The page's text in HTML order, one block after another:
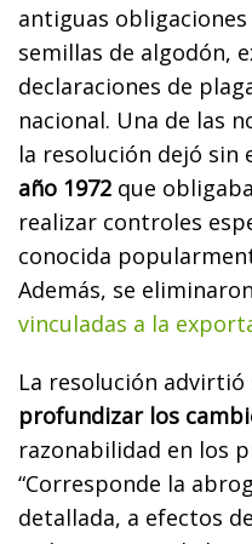
antiguas
semillas de algodón,
declaraciones de
nacional. Una de las
la resolución dejó sin
año 1972 que
realizar controles
conocida
Además, se
vinculadas a la
La resolución advirtió
profundizar los
razonabilidad en los
“Corresponde la
detallada, a efectos